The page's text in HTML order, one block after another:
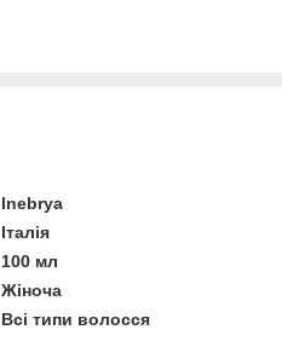
Inebrya
Італія
100 мл
Жіноча
Всі типи волосся